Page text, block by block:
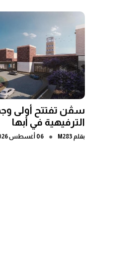
سڤن تفتتح أولى
الترفيهية في أبها
بقلم M283
● 06 أغسطس 2026